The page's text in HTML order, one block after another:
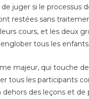
juger si le processus
restées sans
cours, et les deux
tous les enfants.
majeur, qui touche
tous les participants
des leçons et de